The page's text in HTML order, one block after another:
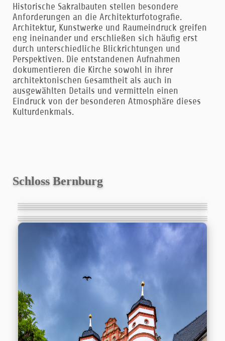
Historische Sakralbauten stellen besondere
Anforderungen an die Architekturfotografie.
Architektur, Kunstwerke und Raumeindruck greifen
eng ineinander und erschließen sich häufig erst
durch unterschiedliche Blickrichtungen und
Perspektiven. Die entstandenen Aufnahmen
dokumentieren die Kirche sowohl in ihrer
architektonischen Gesamtheit als auch in
ausgewählten Details und vermitteln einen
Eindruck von der besonderen Atmosphäre dieses
Kulturdenkmals.
Schloss Bernburg